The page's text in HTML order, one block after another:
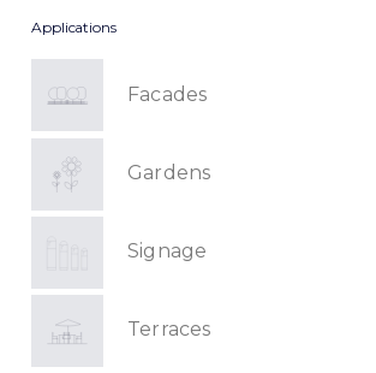
Applications
Facades
Gardens
Signage
Terraces